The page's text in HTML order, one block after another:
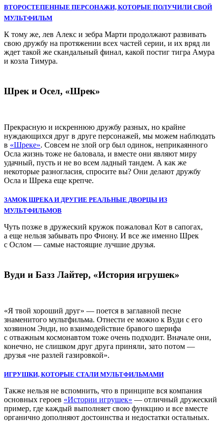
ВТОРОСТЕПЕННЫЕ ПЕРСОНАЖИ, КОТОРЫЕ ПОЛУЧИЛИ СВОЙ
МУЛЬТФИЛЬМ
К тому же, лев Алекс и зебра Марти продолжают развивать
свою дружбу на протяжении всех частей серии, и их вряд ли
ждет такой же скандальный финал, какой постиг тигра Амура
и козла Тимура.
Шрек и Осел, «Шрек»
Прекрасную и искреннюю дружбу разных, но крайне
нуждающихся друг в друге персонажей, мы можем наблюдать
в «Шреке». Совсем не злой огр был одинок, неприкаянного
Осла жизнь тоже не баловала, и вместе они являют миру
удачный, пусть и не во всем ладный тандем. А как же
некоторые разногласия, спросите вы? Они делают дружбу
Осла и Шрека еще крепче.
ЗАМОК ШРЕКА И ДРУГИЕ РЕАЛЬНЫЕ ДВОРЦЫ ИЗ
МУЛЬТФИЛЬМОВ
Чуть позже в дружеский кружок пожаловал Кот в сапогах,
а еще нельзя забывать про Фиону. И все же именно Шрек
с Ослом — самые настоящие лучшие друзья.
Вуди и Базз Лайтер, «История игрушек»
«Я твой хороший друг» — поется в заглавной песне
знаменитого мультфильма. Отнести ее можно к Вуди с его
хозяином Энди, но взаимодействие бравого шерифа
с отважным космонавтом тоже очень подходит. Вначале они,
конечно, не слишком друг друга приняли, зато потом —
друзья «не разлей газировкой».
ИГРУШКИ, КОТОРЫЕ СТАЛИ МУЛЬТФИЛЬМАМИ
Также нельзя не вспомнить, что в принципе вся компания
основных героев «Истории игрушек» — отличный дружеский
пример, где каждый выполняет свою функцию и все вместе
органично дополняют достоинства и недостатки остальных.